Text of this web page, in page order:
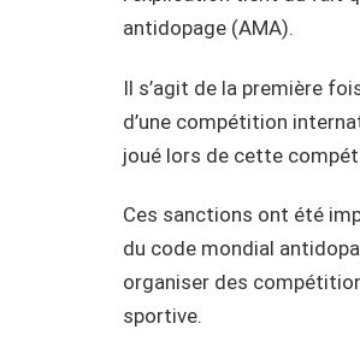
antidopage (AMA).
Il s’agit de la première
d’une compétition
joué lors de cette
Ces sanctions ont été
du code mondial
organiser des
sportive.